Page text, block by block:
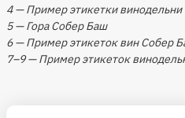
4 — Пример этикетки
5 — Гора Собер Баш
6 — Пример этикеток вин Собер
7–9 — Пример этикеток